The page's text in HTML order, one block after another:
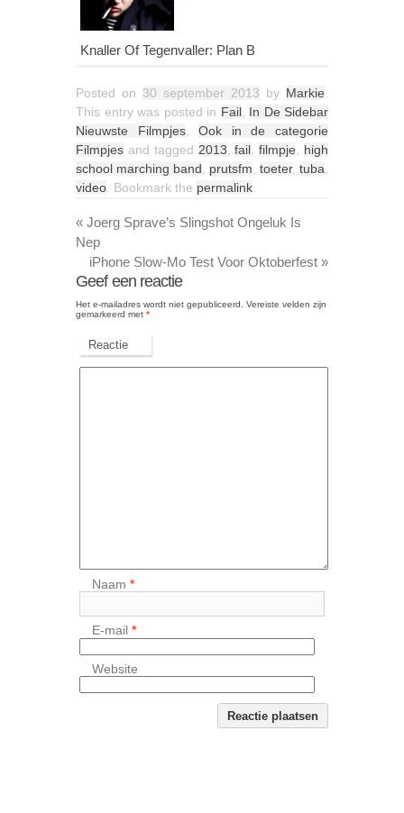
Knaller Of Tegenvaller: Plan B
Posted on 30 september 2013 by Markie
This entry was posted in Fail, In De Sidebar
Nieuwste Filmpjes,Ook in de categorie
Filmpjes and tagged 2013 ,fail ,filmpje
high
school marching band
prutsfm toeter, tuba
video . Bookmark the permalink
« Joerg Sprave’s Slingshot Ongeluk Is
Nep
iPhone Slow-Mo Test Voor Oktoberfest »
Geef een reactie
Het e-mailadres wordt niet gepubliceerd.
Vereiste velden zijn
gemarkeerd met *
Reactie
Naam*
E-mail*
Website